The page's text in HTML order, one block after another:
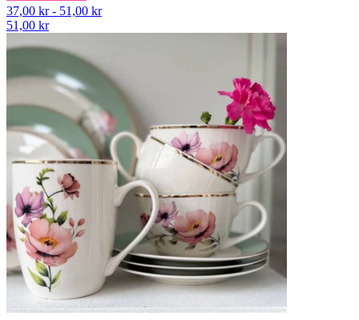
37,00 kr - 51,00 kr
51,00 kr